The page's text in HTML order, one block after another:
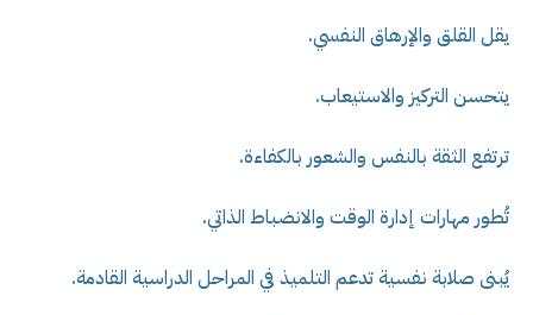
يقل القلق والإرهاق النفسي.
يتحسن التركيز والاستيعاب.
ترتفع الثقة بالنفس والشعور بالكفاءة.
تُطور مهارات إدارة الوقت والانضباط الذاتي.
يُبنى صلابة نفسية تدعم التلميذ في المراحل الدراسية القادمة.